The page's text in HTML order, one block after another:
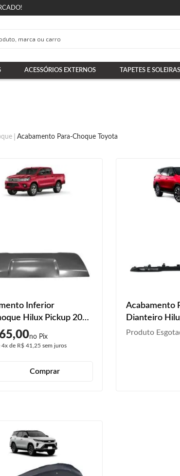
ACESSÓRIOS EXTERNOS TAPETES E SOLEIRAS
Acabamento Para-Choque Toyota
Inferior
Hilux Pickup 2019
4xde R$ 41,25 sem juros
Comprar
Acabamento
Dianteiro
2021 2022
Produto